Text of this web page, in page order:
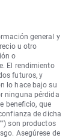
general y
u otro
o
El rendimiento
futuros, y
lo hace bajo su
ninguna pérdida
beneficio, que
de dicha
son productos
Asegúrese de